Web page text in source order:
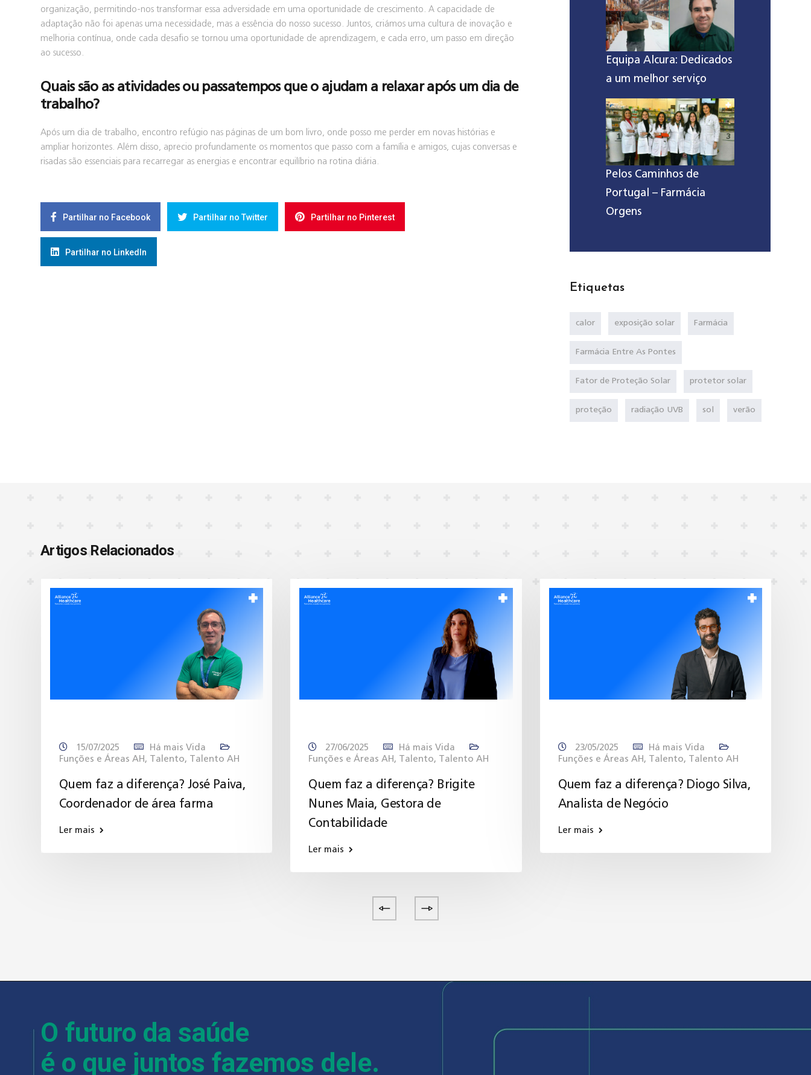
organização, permitindo-nos transformar essa adversidade em uma oportunidade de crescimento. A capacidade de
adaptação não foi apenas uma necessidade, mas a essência do nosso sucesso. Juntos, criámos uma cultura de inovação e
melhoria contínua, onde cada desafio se tornou uma oportunidade de aprendizagem, e cada erro, um passo em direção
ao sucesso.
Quais são as atividades ou passatempos que o ajudam a relaxar após um dia de
trabalho?
Após um dia de trabalho, encontro refúgio nas páginas de um bom livro, onde posso me perder em novas histórias e
ampliar horizontes. Além disso, aprecio profundamente os momentos que passo com a família e amigos, cujas conversas e
risadas são essenciais para recarregar as energias e encontrar equilíbrio na rotina diária.
Partilhar no Facebook Partilhar no Twitter Partilhar no Pinterest
Partilhar no LinkedIn
Equipa Alcura: Dedicados
a um melhor serviço
Pelos Caminhos de
Portugal – Farmácia
Orgens
Etiquetas
calor exposição solar Farmácia
Farmácia Entre As Pontes
Fator de Proteção Solar protetor solar
proteção radiação UVB sol verão
Artigos Relacionados
15/07/2025
Há mais Vida
Funções e Áreas AH , Talento, Talento AH
Quem faz a diferença? José Paiva,
Coordenador de área farma
Ler mais
27/06/2025
Há mais Vida
Funções e Áreas AH , Talento, Talento AH
Quem faz a diferença? Brigite
Nunes Maia, Gestora de
Contabilidade
Ler mais
23/05/2025
Há mais Vida
Funções e Áreas AH , Talento, Talento AH
Quem faz a diferença? Diogo Silva,
Analista de Negócio
Ler mais
O futuro da saúde
é o que juntos fazemos dele.